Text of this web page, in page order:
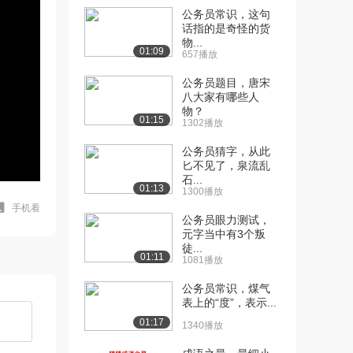
手机看
01:09
公务员常识，这句
话指的是奇怪的货
物...
657播放
01:15
公务员题目，唐宋
八大家有哪些人
物？
1302播放
01:13
公务员猜字，从此
匕不见了，泉流乱
石...
1300播放
01:11
公务员眼力测试，
元字当中有3个叛
徒...
1081播放
01:17
公务员常识，煤气
表上的“度”，表示...
1340播放